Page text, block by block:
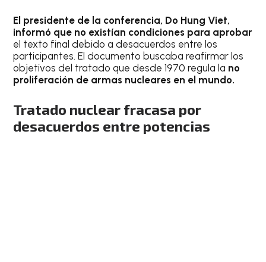
El presidente de la conferencia, Do Hung Viet,
informó que no existían condiciones para aprobar
el texto final debido a desacuerdos entre los
participantes. El documento buscaba reafirmar los
objetivos del tratado que desde 1970 regula la no
proliferación de armas nucleares en el mundo.
Tratado nuclear fracasa por
desacuerdos entre potencias